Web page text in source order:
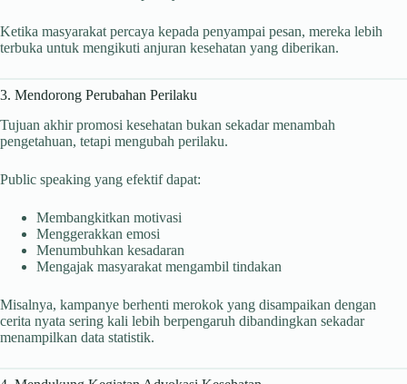
Ketika masyarakat percaya kepada penyampai pesan, mereka lebih
terbuka untuk mengikuti anjuran kesehatan yang diberikan.
3. Mendorong Perubahan Perilaku
Tujuan akhir promosi kesehatan bukan sekadar menambah
pengetahuan, tetapi mengubah perilaku.
Public speaking yang efektif dapat:
Membangkitkan motivasi
Menggerakkan emosi
Menumbuhkan kesadaran
Mengajak masyarakat mengambil tindakan
Misalnya, kampanye berhenti merokok yang disampaikan dengan
cerita nyata sering kali lebih berpengaruh dibandingkan sekadar
menampilkan data statistik.